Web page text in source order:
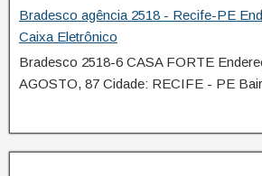
Bradesco agência 2518 - Recife-PE
Caixa Eletrônico
Bradesco 2518-6 CASA FORTE
AGOSTO, 87 Cidade: RECIFE - PE